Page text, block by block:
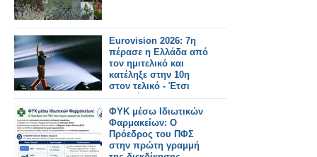
Eurovision 2026: 7η
πέρασε η Ελλάδα από
τον ημιτελικό και
κατέληξε στην 10η
στον τελικό - Έτσι
μας ψήφισαν
ΦΥΚ μέσω Ιδιωτικών
Φαρμακείων: Ο
Πρόεδρος του ΠΦΣ
στην πρώτη γραμμή